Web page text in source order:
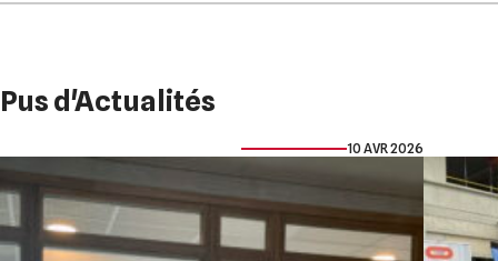
Pus d'Actualités
10 AVR 2026